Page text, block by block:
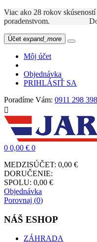
Viac ako 28 rokov
poradenstvom.
Účet expand_more
Môj účet
Objednávka
PRIHLÁSIŤ SA
Poradíme Vám: 0911 298 398

0 0,00 € 0
MEDZISÚČET: 0,00 €
DORUČENIE:
SPOLU: 0,00 €
Objednávka
Porovnaj (0)
NÁŠ ESHOP
ZÁHRADA